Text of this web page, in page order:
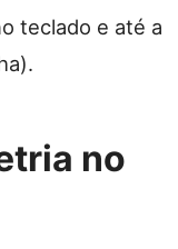
teclado e até a
no